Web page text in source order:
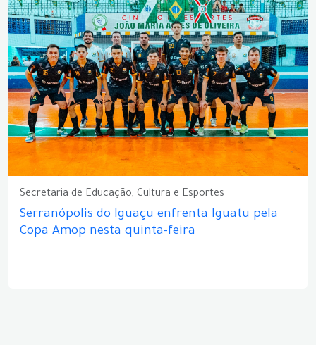
Secretaria de Educação, Cultura e Esportes
Serranópolis do Iguaçu enfrenta Iguatu pela
Copa Amop nesta quinta-feira